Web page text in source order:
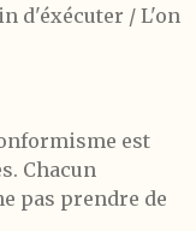
d'éxécuter / L'on
est
Chacun
pas prendre de